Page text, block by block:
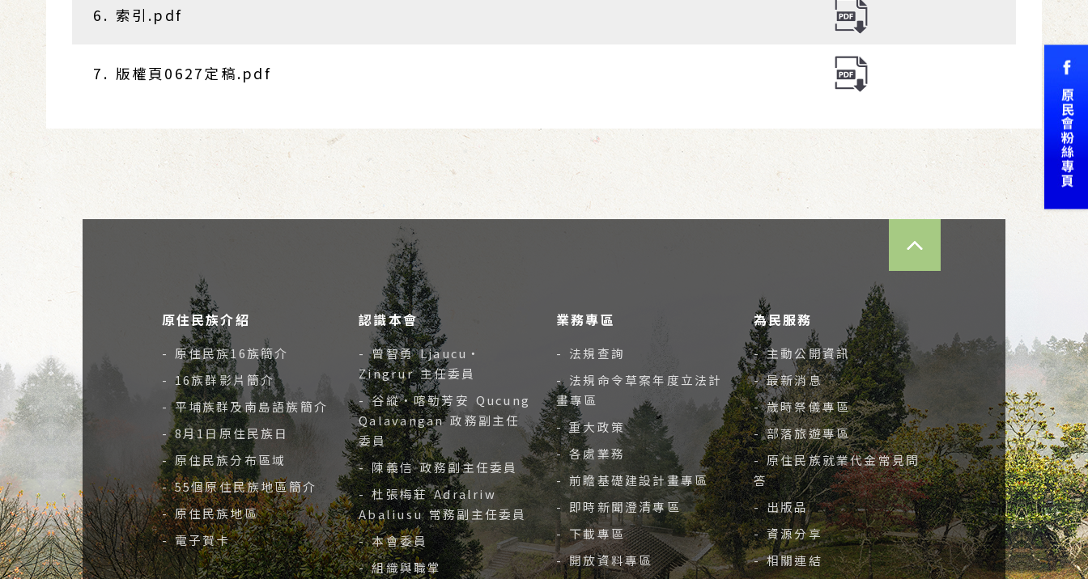
6. 索引.pdf
7. 版權頁0627定稿.pdf
原住民族介紹
- 原住民族16族簡介
- 16族群影片簡介
- 平埔族群及南島語族簡介
- 8月1日原住民族日
- 原住民族分布區域
- 55個原住民族地區簡介
- 原住民族地區
- 電子賀卡
認識本會
- 曾智勇 Ljaucu‧
Zingrur 主任委員
- 谷縱‧喀勒芳安 Qucung
Qalavangan 政務副主任
委員
- 陳義信 政務副主任委員
- 杜張梅莊 Adralriw
Abaliusu 常務副主任委員
- 本會委員
- 組織與職掌
業務專區
- 法規查詢
- 法規命令草案年度立法計
畫專區
- 重大政策
- 各處業務
- 前瞻基礎建設計畫專區
- 即時新聞澄清專區
- 下載專區
- 開放資料專區
為民服務
- 主動公開資訊
- 最新消息
- 歲時祭儀專區
- 部落旅遊專區
- 原住民族就業代金常見問
答
- 出版品
- 資源分享
- 相關連結